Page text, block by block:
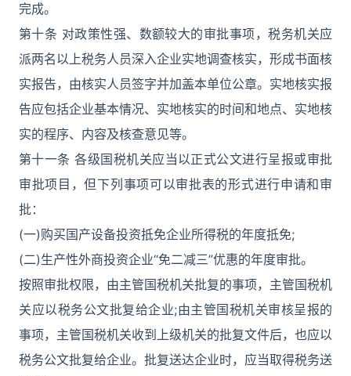
完成。
第十条 对政策性强、数额较大的审批事项，税务机关应
派两名以上税务人员深入企业实地调查核实，形成书面核
实报告，由核实人员签字并加盖本单位公章。实地核实报
告应包括企业基本情况、实地核实的时间和地点、实地核
实的程序、内容及核查意见等。
第十一条 各级国税机关应当以正式公文进行呈报或审批
审批项目，但下列事项可以审批表的形式进行申请和审
批：
(一)购买国产设备投资抵免企业所得税的年度抵免;
(二)生产性外商投资企业“免二减三”优惠的年度审批。
按照审批权限，由主管国税机关批复的事项，主管国税机
关应以税务公文批复给企业;由主管国税机关审核呈报的
事项，主管国税机关收到上级机关的批复文件后，也应以
税务公文批复给企业。批复送达企业时，应当取得税务送